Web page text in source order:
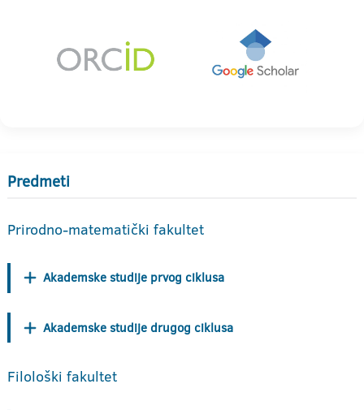
Predmeti
Prirodno-matematički fakultet
Akademske studije prvog ciklusa
Akademske studije drugog ciklusa
Filološki fakultet